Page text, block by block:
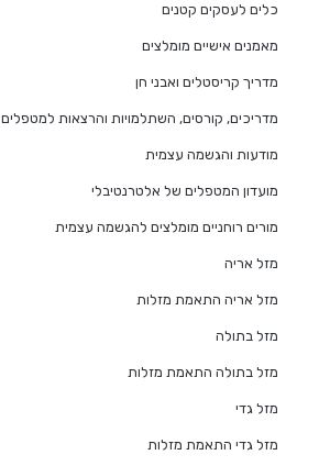
כלים לעסקים קטנים
מאמנים אישיים מומלצים
מדריך קריסטלים ואבני חן
מדריכים, קורסים, השתלמויות והרצאות למטפלים
מודעות והגשמה עצמית
מועדון המטפלים של אלטרנטיבלי
מורים רוחניים מומלצים להגשמה עצמית
מזל אריה
מזל אריה התאמת מזלות
מזל בתולה
מזל בתולה התאמת מזלות
מזל גדי
מזל גדי התאמת מזלות